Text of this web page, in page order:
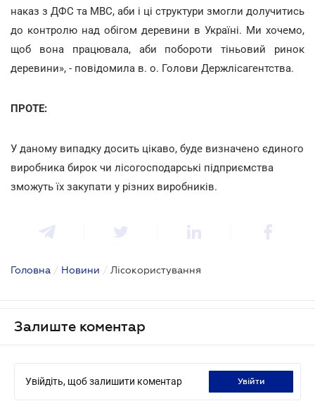
наказ з ДФС та МВС, аби і ці структури змогли долучитись
до контролю над обігом деревини в Україні. Ми хочемо,
щоб вона працювала, аби побороти тіньовий ринок
деревини», - повідомила в. о. Голови Держлісагентства.
ПРОТЕ:
У даному випадку досить цікаво, буде визначено єдиного
виробника бирок чи лісогосподарські підприємства
зможуть їх закупати у різних виробників.
Головна / Новини / Лісокористування
Залиште коментар
Увійдіть, щоб залишити коментар увійти